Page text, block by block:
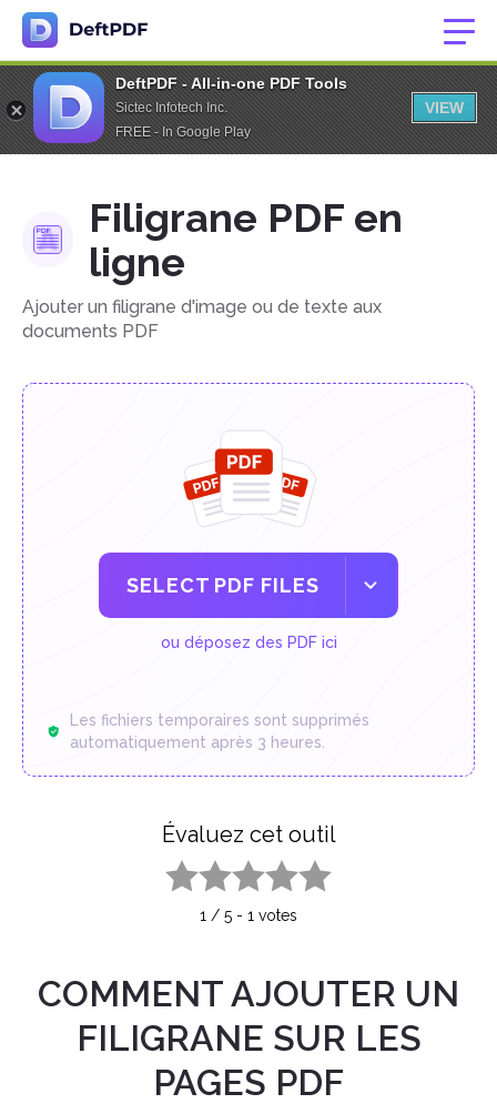
DeftPDF - All-in-one PDF Tools
Sictec Infotech Inc.
FREE - In Google Play
VIEW
Filigrane PDF en
ligne
Ajouter un filigrane d'image ou de texte aux
documents PDF
SELECT PDF FILES
ou déposez des PDF ici
Les fichiers temporaires sont supprimés
automatiquement après 3 heures.
Évaluez cet outil
1 / 5 - 1 votes
COMMENT AJOUTER UN
FILIGRANE SUR LES
PAGES PDF